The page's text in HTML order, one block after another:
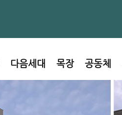
다음세대 목장 공동체